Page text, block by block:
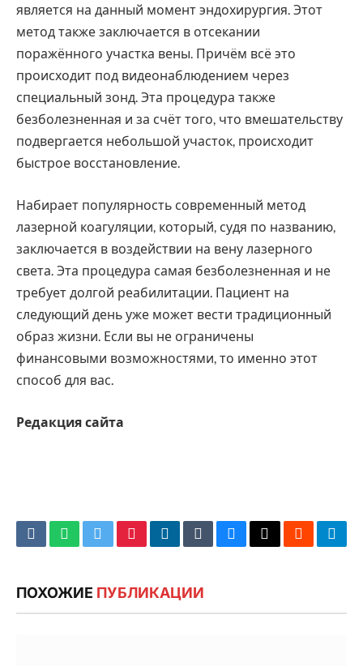
является на данный момент эндохирургия. Этот
метод также заключается в отсекании
поражённого участка вены. Причём всё это
происходит под видеонаблюдением через
специальный зонд. Эта процедура также
безболезненная и за счёт того, что вмешательству
подвергается небольшой участок, происходит
быстрое восстановление.
Набирает популярность современный метод
лазерной коагуляции, который, судя по названию,
заключается в воздействии на вену лазерного
света. Эта процедура самая безболезненная и не
требует долгой реабилитации. Пациент на
следующий день уже может вести традиционный
образ жизни. Если вы не ограничены
финансовыми возможностями, то именно этот
способ для вас.
Редакция сайта
VKontakteWhatsApp
TwitterPinterestLinkedInTumblrBlueskyEmail‏Reddit
ПОХОЖИЕ ПУБЛИКАЦИИ